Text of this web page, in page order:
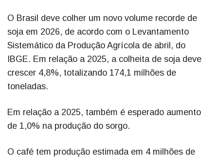
O Brasil deve colher um novo volume recorde de
soja em 2026, de acordo com o Levantamento
Sistemático da Produção Agrícola de abril, do
IBGE. Em relação a 2025, a colheita de soja deve
crescer 4,8%, totalizando 174,1 milhões de
toneladas.
Em relação a 2025, também é esperado aumento
de 1,0% na produção do sorgo.
O café tem produção estimada em 4 milhões de